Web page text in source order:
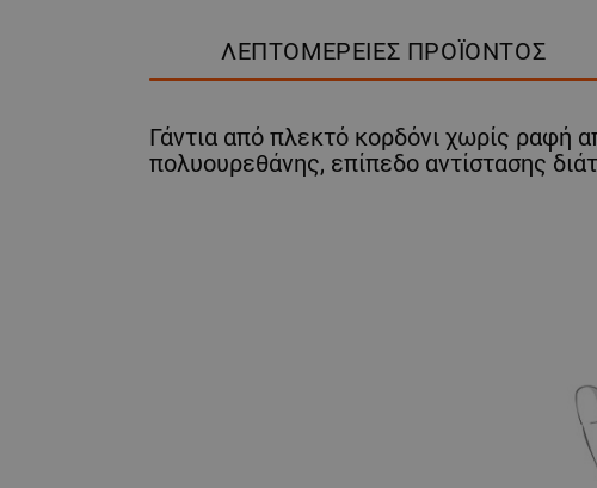
ΛΕΠΤΟΜΈΡΕΙΕΣ ΠΡΟΪΌΝΤΟΣ
Γάντια από πλεκτό κορδόνι χωρίς ραφή
πολυουρεθάνης, επίπεδο αντίστασης